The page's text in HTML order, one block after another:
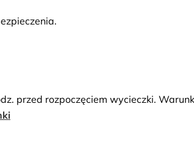
przed rozpoczęciem wycieczki.